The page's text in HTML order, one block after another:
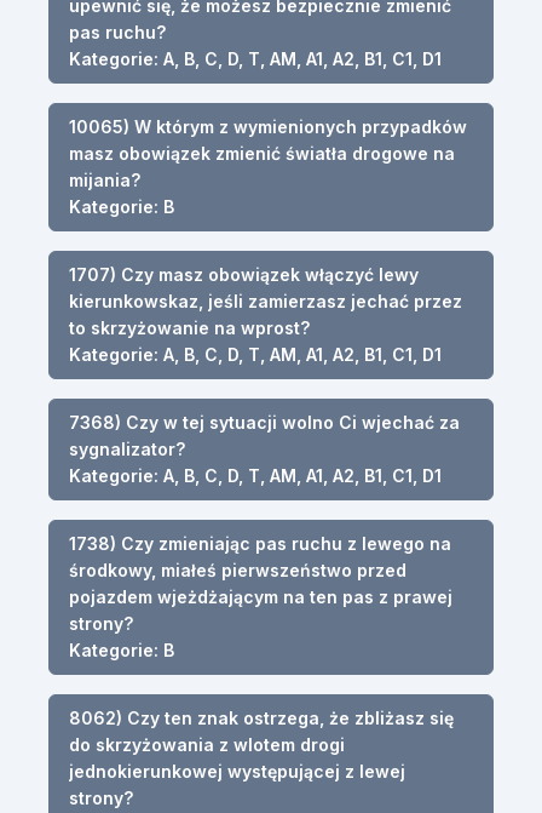
upewnić się, że możesz bezpiecznie zmienić
pas ruchu?
Kategorie: A, B, C, D, T, AM, A1, A2, B1, C1, D1
10065) W którym z wymienionych przypadków
masz obowiązek zmienić światła drogowe na
mijania?
Kategorie: B
1707) Czy masz obowiązek włączyć lewy
kierunkowskaz, jeśli zamierzasz jechać przez
to skrzyżowanie na wprost?
Kategorie: A, B, C, D, T, AM, A1, A2, B1, C1, D1
7368) Czy w tej sytuacji wolno Ci wjechać za
sygnalizator?
Kategorie: A, B, C, D, T, AM, A1, A2, B1, C1, D1
1738) Czy zmieniając pas ruchu z lewego na
środkowy, miałeś pierwszeństwo przed
pojazdem wjeżdżającym na ten pas z prawej
strony?
Kategorie: B
8062) Czy ten znak ostrzega, że zbliżasz się
do skrzyżowania z wlotem drogi
jednokierunkowej występującej z lewej
strony?